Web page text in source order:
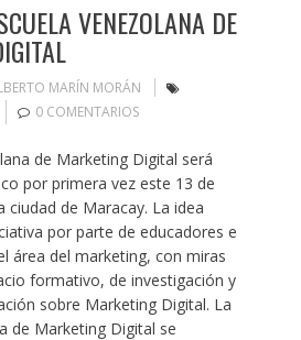
VENEZOLANA DE
MARÍN MORÁN
0 COMENTARIOS
de Marketing Digital será
por primera vez este 13 de
ciudad de Maracay. La idea
por parte de educadores e
área del marketing, con miras
formativo, de investigación y
sobre Marketing Digital. La
de Marketing Digital se